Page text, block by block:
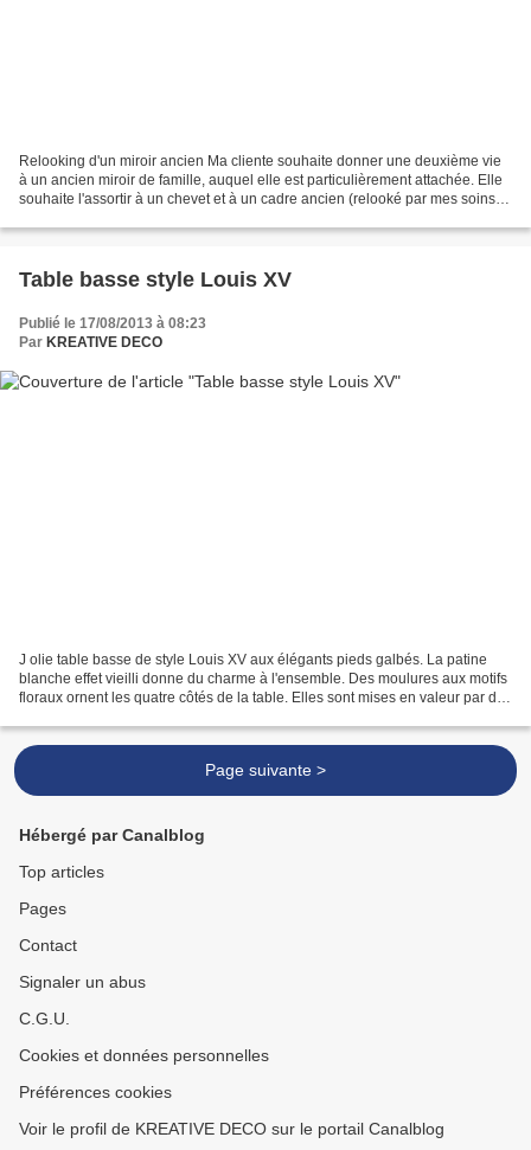
Relooking d'un miroir ancien Ma cliente souhaite donner une deuxième vie
à un ancien miroir de famille, auquel elle est particulièrement attachée. Elle
souhaite l'assortir à un chevet et à un cadre ancien (relooké par mes soins)
Table basse style Louis XV
Publié le 17/08/2013 à 08:23
Par KREATIVE DECO
J olie table basse de style Louis XV aux élégants pieds galbés. La patine
blanche effet vieilli donne du charme à l'ensemble. Des moulures aux motifs
floraux ornent les quatre côtés de la table. Elles sont mises en valeur par des
Page suivante >
Hébergé par Canalblog
Top articles
Pages
Contact
Signaler un abus
C.G.U.
Cookies et données personnelles
Préférences cookies
Voir le profil de KREATIVE DECO sur le portail Canalblog